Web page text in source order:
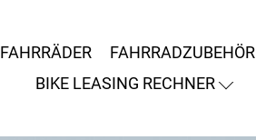
FAHRRÄDER FAHRRADZUBEHÖR
BIKE LEASING RECHNER